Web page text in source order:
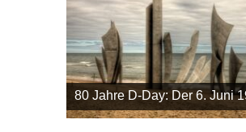
80 Jahre D-Day: Der 6. Juni